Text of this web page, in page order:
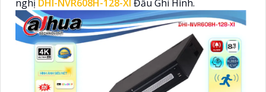
nghị DHI-NVR608H-128-XI Đầu Ghi Hình.